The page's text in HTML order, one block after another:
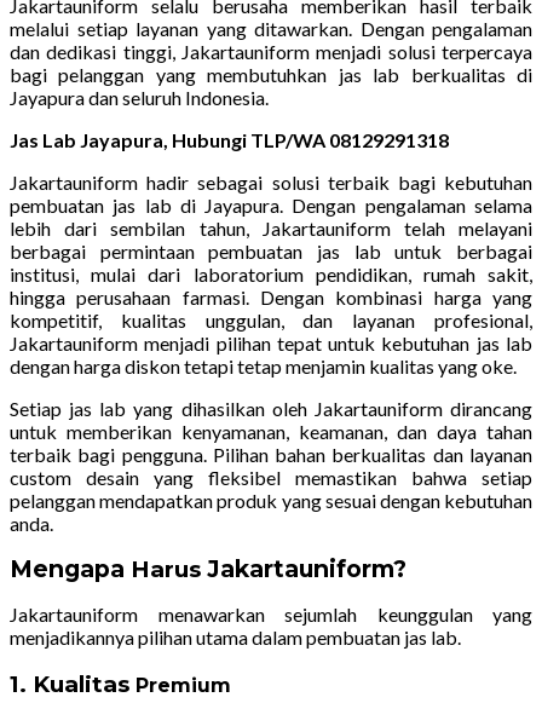
Jakartauniform selalu berusaha memberikan hasil terbaik
melalui setiap layanan yang ditawarkan. Dengan pengalaman
dan dedikasi tinggi, Jakartauniform menjadi solusi terpercaya
bagi pelanggan yang membutuhkan jas lab berkualitas di
Jayapura dan seluruh Indonesia.
Jas Lab Jayapura, Hubungi TLP/WA 08129291318
Jakartauniform hadir sebagai solusi terbaik bagi kebutuhan
pembuatan jas lab di Jayapura. Dengan pengalaman selama
lebih dari sembilan tahun, Jakartauniform telah melayani
berbagai permintaan pembuatan jas lab untuk berbagai
institusi, mulai dari laboratorium pendidikan, rumah sakit,
hingga perusahaan farmasi. Dengan kombinasi harga yang
kompetitif, kualitas unggulan, dan layanan profesional,
Jakartauniform menjadi pilihan tepat untuk kebutuhan jas lab
dengan harga diskon tetapi tetap menjamin kualitas yang oke.
Setiap jas lab yang dihasilkan oleh Jakartauniform dirancang
untuk memberikan kenyamanan, keamanan, dan daya tahan
terbaik bagi pengguna. Pilihan bahan berkualitas dan layanan
custom desain yang fleksibel memastikan bahwa setiap
pelanggan mendapatkan produk yang sesuai dengan kebutuhan
anda.
Mengapa Harus Jakartauniform?
Jakartauniform menawarkan sejumlah keunggulan yang
menjadikannya pilihan utama dalam pembuatan jas lab.
1. Kualitas Premium